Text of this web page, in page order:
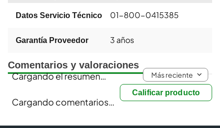
Datos Servicio Técnico 01-800-0415385
Garantía Proveedor 3 años
Comentarios y valoraciones
Calificar producto
Cargando el resumen… Más reciente
Cargando comentarios…